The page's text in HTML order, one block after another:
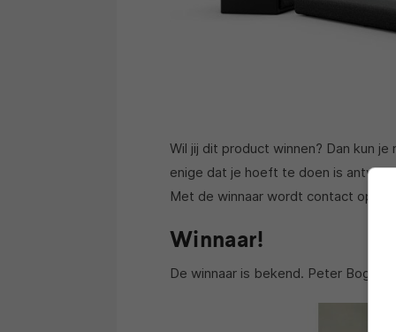
Wil jij dit product winnen? Dan kun
enige dat je hoeft te doen is
Met de winnaar wordt contact
Winnaar!
De winnaar is bekend. Peter